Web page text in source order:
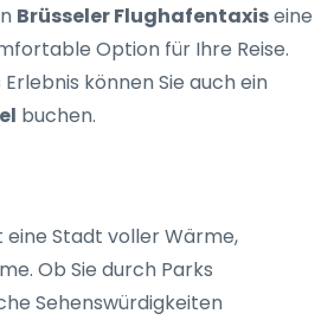
Brüsseler Flughafentaxiseine
Option für Ihre Reise.
können Sie auch ein
buchen.
eine Stadt voller Wärme,
Ob Sie durch Parks
Sehenswürdigkeiten